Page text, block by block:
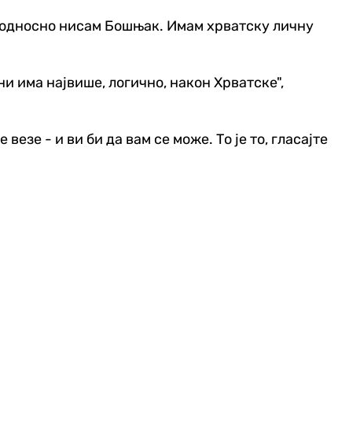
нисам Бошњак. Имам хрватску личну
има највише, логично, након Хрватске",
- и ви би да вам се може. То је то, гласајте